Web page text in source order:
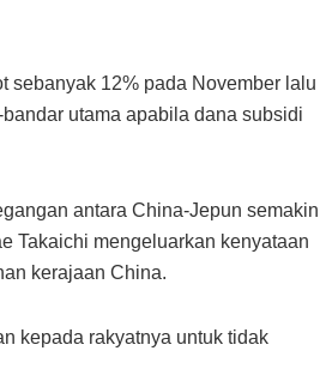
sebanyak 12% pada November lalu
utama apabila dana subsidi
antara China-Jepun semakin
Takaichi mengeluarkan kenyataan
kerajaan China.
kepada rakyatnya untuk tidak